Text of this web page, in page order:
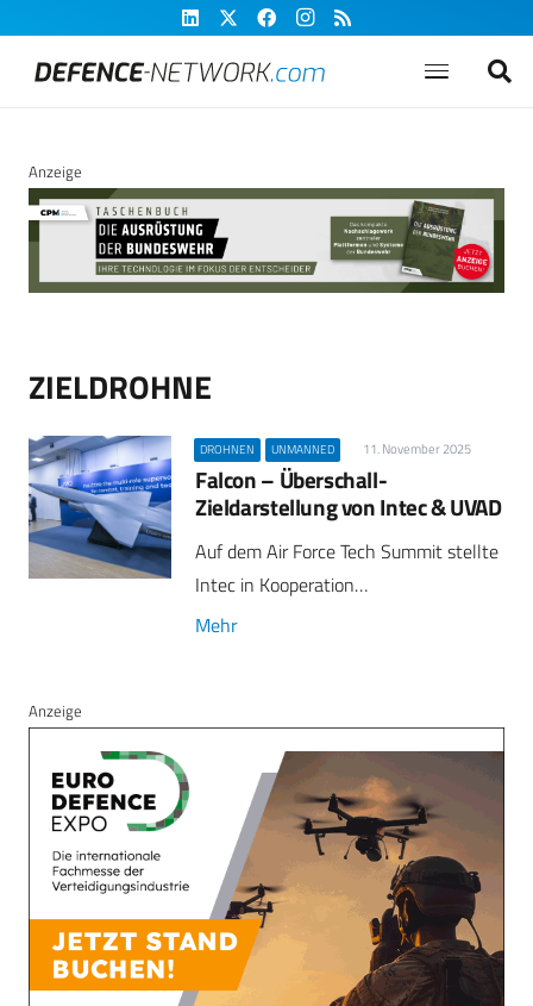
Anzeige
ZIELDROHNE
DROHNEN UNMANNED 11. November 2025
Falcon – Überschall-
Zieldarstellung von Intec & UVAD
Auf dem Air Force Tech Summit stellte
Intec in Kooperation…
Mehr
Anzeige